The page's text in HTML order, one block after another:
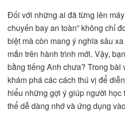
Đối với những ai đã từng lên
chuyến bay an toàn” không chỉ
biệt mà còn mang ý nghĩa sâu
mắn trên hành trình mới. Vậy,
bằng tiếng Anh chưa? Trong bài
khám phá các cách thú vị để
hiểu những gợi ý giúp người học
thể dễ dàng nhớ và ứng dụng